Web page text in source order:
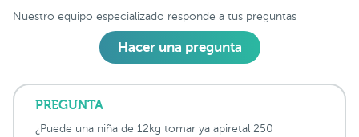
Nuestro equipo especializado responde a tus preguntas
Hacer una pregunta
PREGUNTA
¿Puede una niña de 12kg tomar ya apiretal 250